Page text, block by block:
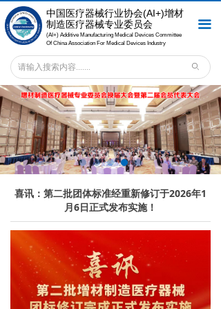
中国医疗器械行业协会(AI+)增材
制造医疗器械专业委员会
(AI+) Additive Manufacturing Medical Devices Committee
Of China Association For Medical Devices Industry
끀
首页
关于专委会
会员之窗
新闻中心
专委会服务
法规标准
专委会刊物
联系我们
ꄙ
喜讯：第二批团体标准经重新修订于2026年1
月6日正式发布实施！